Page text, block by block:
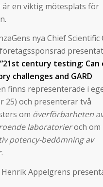
är en viktig mötesplats för
nya Chief Scientific
”21st century testing: Can
challenges and GARD
finns representerade i
25) och presenterar två
om överförbarheten
laboratorieroch om
potency-bedömning av
.
Appelgrens